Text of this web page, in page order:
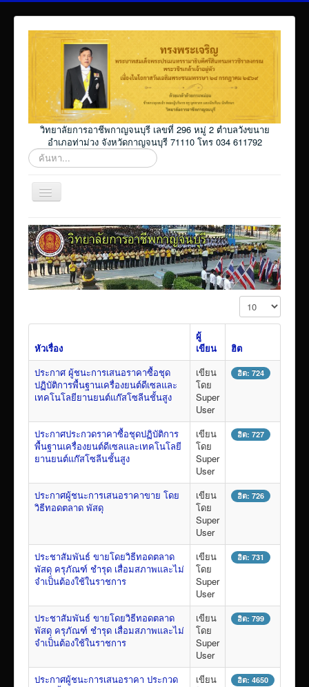
วิทยาลัยการอาชีพกาญจนบุรี เลขที่ 296 หมู่ 2 ตำบลวังขนาย
อำเภอท่าม่วง จังหวัดกาญจนบุรี 71110 โทร 034 611792
ค้นหา...
สลับ
เก
ชั่น
Home
โปรแกรม ศธ02 ออนไลน์
Elearning_kicec
ITA/ข้อมูลสาธารณะ
ID-PLAN
พัสดุ/จัดซื่อจัดจ้าง
ติดต่อวิทยาลัย
แบบประเมินครูผู้สอน
ห้องสมุดอิเล็กทรอนิกส์
ศูนย์ซ่อมสร้างเพื่อชุมชน FixitCenter
กฎหมายด้านการศึกษา
ร้องเรียน/ร้องทุกข์/สอบถามรายละเอียด
เผยแพร่ผลงานวิชาการ
ข้อมูลเปิดเผยต่อสาธารณะ ita 2569
แสดง #
หัวเรื่อง
ผู้
เขียน
ฮิต
ประกาศ ผู้ชนะการเสนอราคาซื้อชุด
ปฏิบัติการพื้นฐานเครื่องยนต์ดีเซลและ
เทคโนโลยียานยนต์แก๊สโซลีนชั้นสูง
เขียน
โดย
Super
User
ฮิต: 724
ประกาศประกวดราคาซื้อชุดปฏิบัติการ
พื้นฐานเครื่องยนต์ดีเซลและเทคโนโลยี
ยานยนต์แก๊สโซลีนชั้นสูง
เขียน
โดย
Super
User
ฮิต: 727
ประกาศผู้ชนะการเสนอราคาขาย โดย
วิธีทอดตลาด พัสดุ
เขียน
โดย
Super
User
ฮิต: 726
ประชาสัมพันธ์ ขายโดยวิธีทอดตลาด
พัสดุ ครุภัณฑ์ ชำรุด เสื่อมสภาพและไม่
จำเป็นต้องใช้ในราชการ
เขียน
โดย
Super
User
ฮิต: 731
ประชาสัมพันธ์ ขายโดยวิธีทอดตลาด
พัสดุ ครุภัณฑ์ ชำรุด เสื่อมสภาพและไม่
จำเป็นต้องใช้ในราชการ
เขียน
โดย
Super
User
ฮิต: 799
ประกาศผู้ชนะการเสนอราคา ประกวด
เขียน
ฮิต: 4650